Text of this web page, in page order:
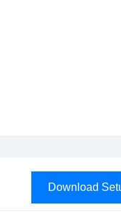
Download